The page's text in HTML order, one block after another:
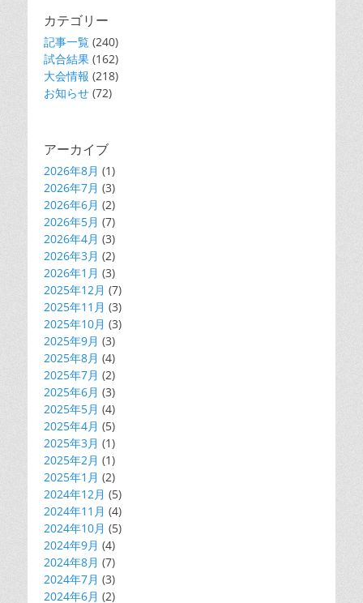
カテゴリー
記事一覧 (240)
試合結果 (162)
大会情報 (218)
お知らせ (72)
アーカイブ
2026年8月 (1)
2026年7月 (3)
2026年6月 (2)
2026年5月 (7)
2026年4月 (3)
2026年3月 (2)
2026年1月 (3)
2025年12月 (7)
2025年11月 (3)
2025年10月 (3)
2025年9月 (3)
2025年8月 (4)
2025年7月 (2)
2025年6月 (3)
2025年5月 (4)
2025年4月 (5)
2025年3月 (1)
2025年2月 (1)
2025年1月 (2)
2024年12月 (5)
2024年11月 (4)
2024年10月 (5)
2024年9月 (4)
2024年8月 (7)
2024年7月 (3)
2024年6月 (2)